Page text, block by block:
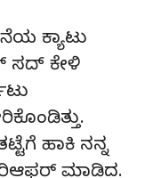
ಕ್ಯಾಟು
ಕೇಳಿ
ಹಾಕಿ ನನ್ನ